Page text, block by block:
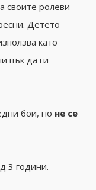
своите ролеви
Детето
като
пък да ги
бои, но не се
3 години.